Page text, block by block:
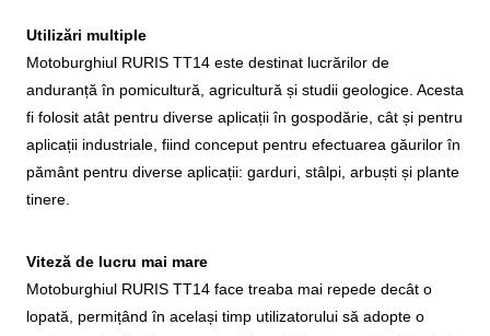
Utilizări multiple
Motoburghiul RURIS TT14 este destinat lucrărilor de
anduranță în pomicultură, agricultură și studii geologice. Acesta
fi folosit atât pentru diverse aplicații în gospodărie, cât și pentru
aplicații industriale, fiind conceput pentru efectuarea găurilor în
pământ pentru diverse aplicații: garduri, stâlpi, arbuști și plante
tinere.
Viteză de lucru mai mare
Motoburghiul RURIS TT14 face treaba mai repede decât o
lopată, permițând în același timp utilizatorului să adopte o